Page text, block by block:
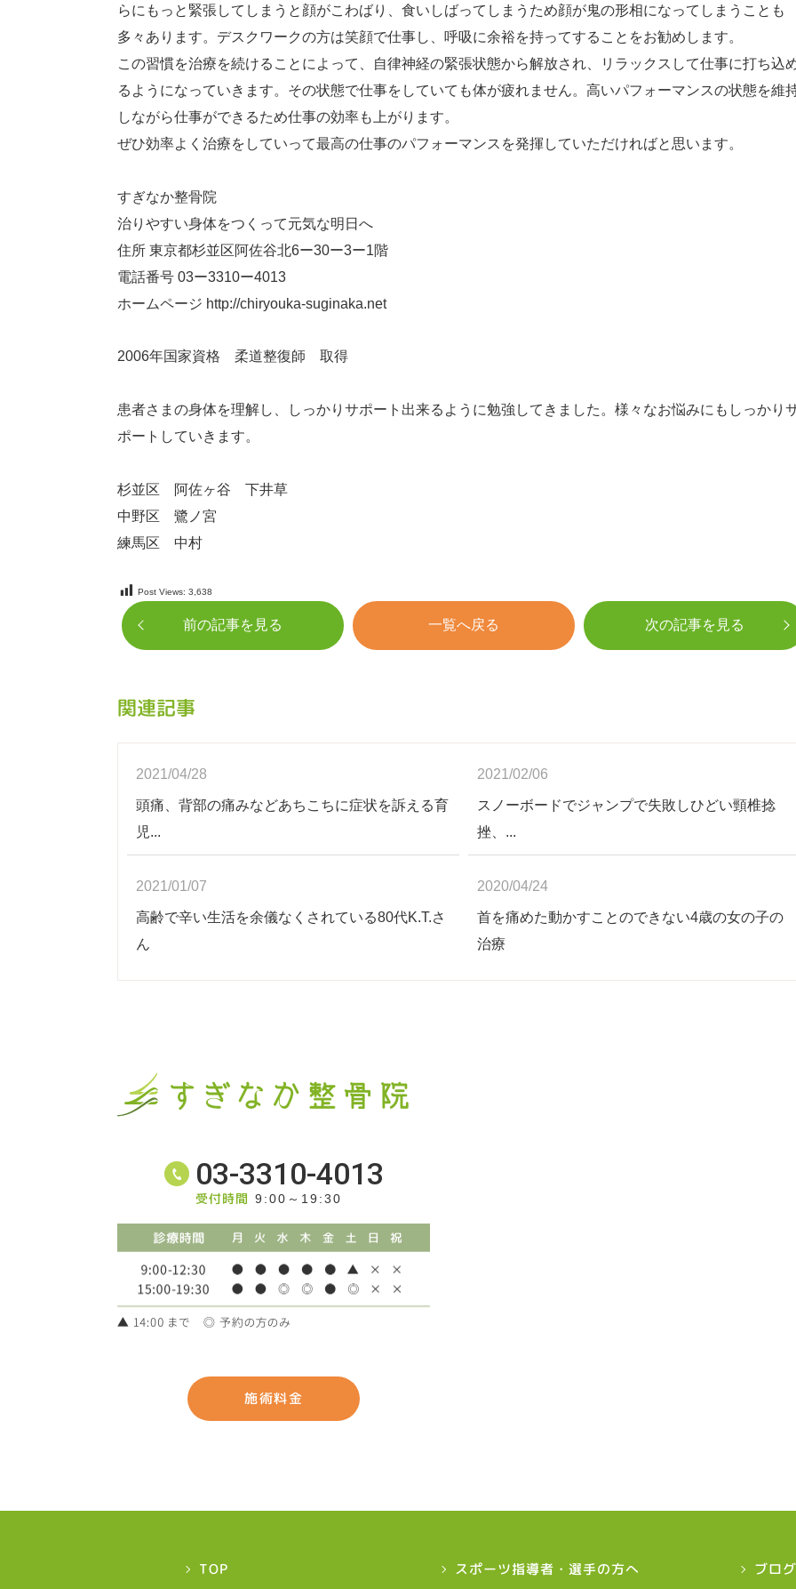
らにもっと緊張してしまうと顔がこわばり、食いしばってしまうため顔が鬼の形相になってしまうことも
多々あります。デスクワークの方は笑顔で仕事し、呼吸に余裕を持ってすることをお勧めします。
この習慣を治療を続けることによって、自律神経の緊張状態から解放され、リラックスして仕事に打ち込
るようになっていきます。その状態で仕事をしていても体が疲れません。高いパフォーマンスの状態を維
しながら仕事ができるため仕事の効率も上がります。
ぜひ効率よく治療をしていって最高の仕事のパフォーマンスを発揮していただければと思います。
すぎなか整骨院
治りやすい身体をつくって元気な明日へ
住所 東京都杉並区阿佐谷北6ー30ー3ー1階
電話番号 03ー3310ー4013
ホームページ http://chiryouka-suginaka.net
2006年国家資格 柔道整復師 取得
患者さまの身体を理解し、しっかりサポート出来るように勉強してきました。様々なお悩みにもしっかり
ポートしていきます。
杉並区 阿佐ヶ谷 下井草
中野区 鷺ノ宮
練馬区 中村
Post Views: 3,638
前の記事を見る 一覧へ戻る 次の記事を見る
関連記事
2021/04/28
頭痛、背部の痛みなどあちこちに症状を訴える育
児...
2021/02/06
スノーボードでジャンプで失敗しひどい頸椎捻
挫、...
2021/01/07
高齢で辛い生活を余儀なくされている80代K.T.さ
ん
2020/04/24
首を痛めた動かすことのできない4歳の女の子の
治療
03-3310-4013
受付時間 9:00～19:30
施術料金
TOP スポーツ指導者・選手の方へ ブログ